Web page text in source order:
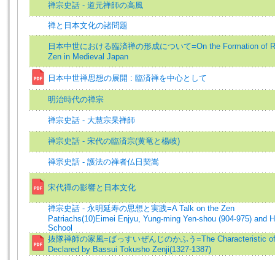
禅宗史話 - 道元禅師の高風
禅と日本文化の諸問題
日本中世における臨済禅の形成について=On the Formation of
Zen in Medieval Japan
日本中世禅思想の展開 : 臨済禅を中心として
明治時代の禅宗
禅宗史話 - 大慧宗杲禅師
禅宗史話 - 宋代の臨済宗(黄竜と楊岐)
禅宗史話 - 護法の禅者仏日契嵩
宋代禪の影響と日本文化
禅宗史話 - 永明延寿の思想と実践=A Talk on the Zen
Patriachs(10)Eimei Enjyu, Yung-ming Yen-shou (904-975) and
School
抜隊禅師の家風=ばっすいぜんじのかふう=The Characteristic
Declared by Bassui Tokusho Zenji(1327-1387)